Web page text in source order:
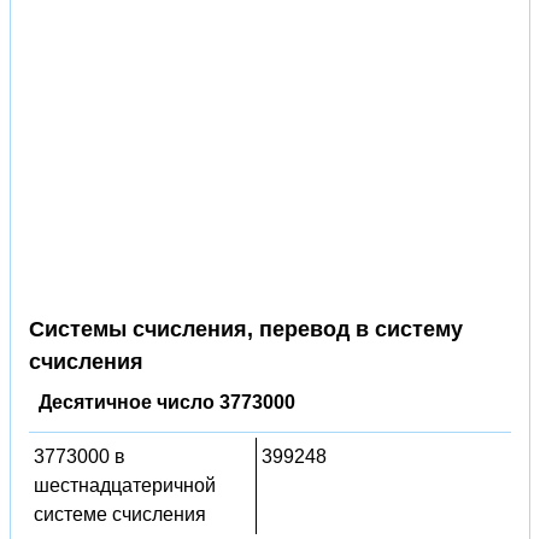
Системы счисления, перевод в систему
счисления
Десятичное число 3773000
3773000 в
шестнадцатеричной
системе счисления
399248